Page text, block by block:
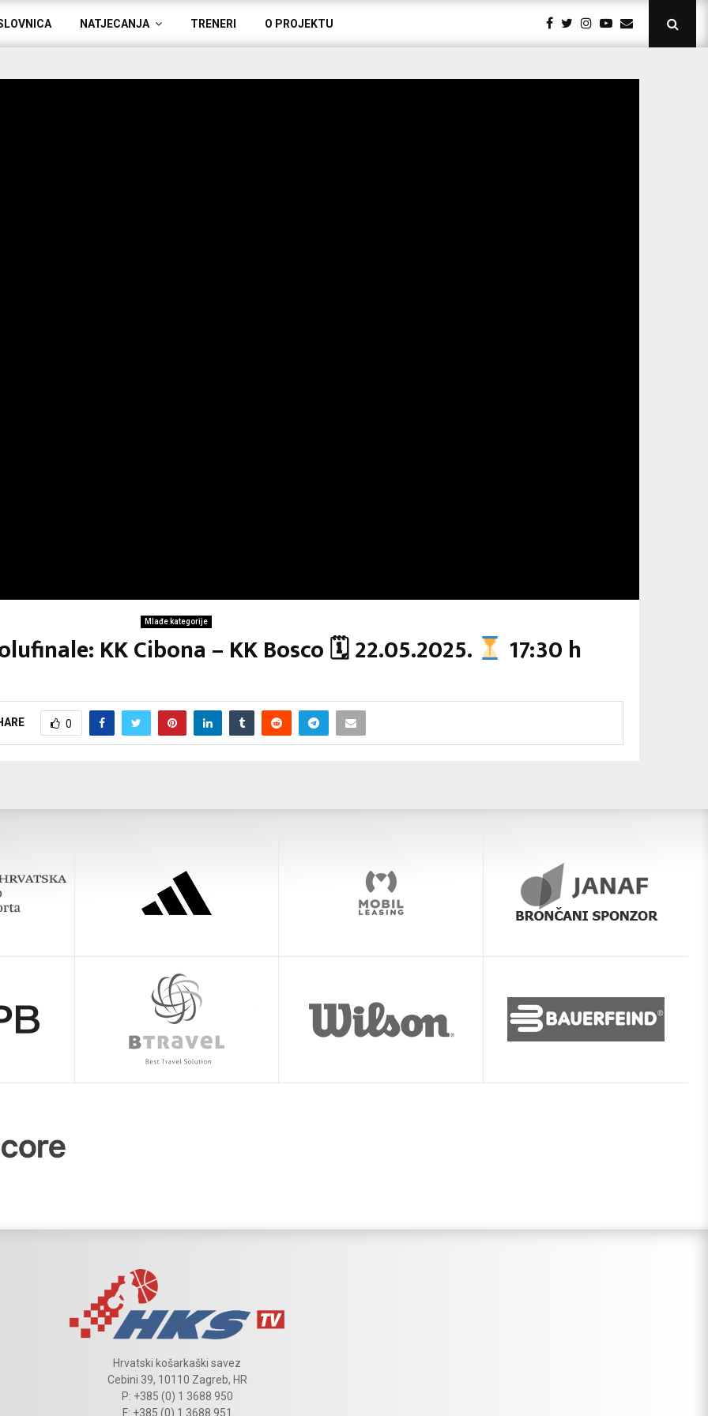
NATJECANJA TRENERI O PROJEKTU
Mlađe kategorije
KK Cibona – KK Bosco 🗓 22.05.2025. 17:30 h
0
Hrvatski košarkaški savez
Cebini 39, 10110 Zagreb, HR
P: +385 (0) 1 3688 950
F: +385 (0) 1 3688 951